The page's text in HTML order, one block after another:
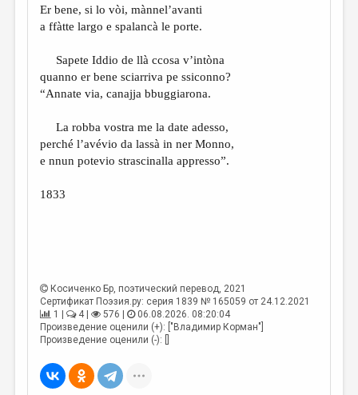
ЭССЕИСТИКА
ЛИТЕРАТУРОВЕДЕНИЕ
КУЛЬТУРОВЕДЕНИЕ
ПУБЛИЦИСТИКА
РЕЦЕНЗИРОВАНИЕ
ЦИКЛЫ ПУБЛИКАЦИЙ
Er bene, si lo vòi, mànnel’avanti
a ffàtte largo e spalancà le porte.
Sapete Iddio de llà ccosa v’intòna
quanno er bene sciarriva pe ssiconno?
“Annate via, canajja bbuggiarona.
La robba vostra me la date adesso,
perché l’avévio da lassà in ner Monno,
e nnun potevio strascinalla appresso”.
1833
Косиченко Бр, поэтический перевод, 2021
Сертификат Поэзия.ру: серия 1839 № 165059 от 24.12.2021
1 |
4 | 576 |
06.08.2026. 08:20:04
Произведение оценили (+): ["Владимир Корман"]
Произведение оценили (-): []